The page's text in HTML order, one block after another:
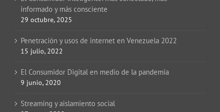
informado y más consciente
29 octubre, 2025
Penetración y usos de internet en Venezuela 2022
15 julio, 2022
El Consumidor Digital en medio de la pandemia
9 junio, 2020
Streaming y aislamiento social